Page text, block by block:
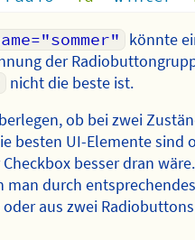
könnte
der
nicht die beste ist.
ob bei zwei
besten UI-Elemente sind
besser dran
man durch entsprechendes
aus zwei Radiobuttons